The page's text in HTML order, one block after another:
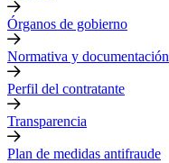
Órganos de gobierno
Normativa y documentación
Perfil del contratante
Transparencia
Plan de medidas antifraude